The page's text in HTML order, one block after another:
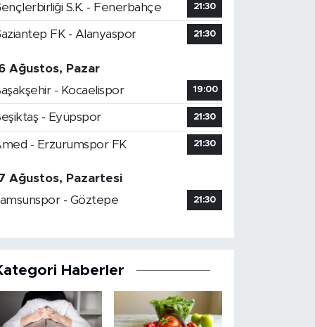
S.K. - Fenerbahçe 21:30
FK - Alanyaspor 21:30
Ağustos, Pazar
- Kocaelispor
19:00
- Eyüpspor 21:30
- Erzurumspor FK 21:30
Ağustos, Pazartesi
- Göztepe
21:30
Haberler